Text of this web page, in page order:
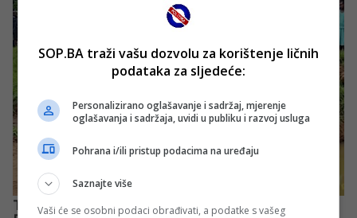
SOP.BA traži vašu dozvolu za korištenje ličnih
podataka za sljedeće:
Personalizirano oglašavanje i sadržaj, mjerenje
oglašavanja i sadržaja, uvidi u publiku i razvoj usluga
Pohrana i/ili pristup podacima na uređaju
Saznajte više
Vaši će se osobni podaci obrađivati, a podatke s vašeg